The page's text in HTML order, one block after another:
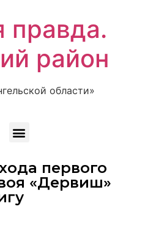
правда.
район
области»
первого
«Дервиш»